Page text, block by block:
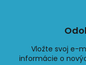
Vložte svoj e-
informácie o